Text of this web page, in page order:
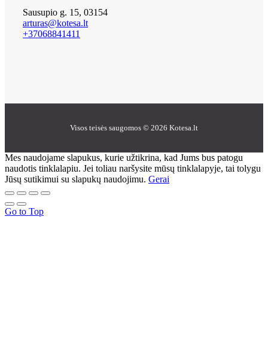
Sausupio g. 15, 03154
arturas@kotesa.lt
+37068841411
Visos teisės saugomos © 2026 Kotesa.lt
Mes naudojame slapukus, kurie užtikrina, kad Jums bus patogu
naudotis tinklalapiu. Jei toliau naršysite mūsų tinklalapyje, tai tolygu
Jūsų sutikimui su slapukų naudojimu. Gerai
Go to Top